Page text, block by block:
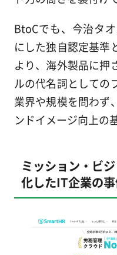
BtoCでも、今治タ
にした独自認定基準
より、海外製品に押
ルの代名詞としての
業界や規模を問わず
ンドイメージ向上の
ミッション・ビ
化したIT企業の